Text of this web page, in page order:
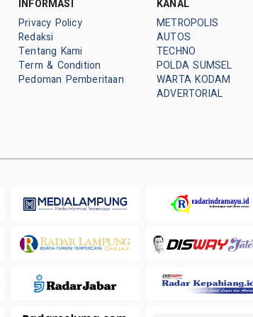
INFORMASI
Privacy Policy
Redaksi
Tentang Kami
Term & Condition
Pedoman Pemberitaan
KANAL
METROPOLIS
AUTOS
TECHNO
POLDA SUMSEL
WARTA KODAM
ADVERTORIAL